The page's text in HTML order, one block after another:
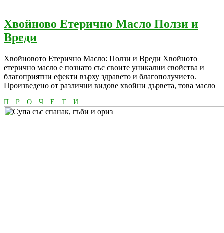
Хвойново Етерично Масло Ползи и
ВредиХвойново
Масло
Ползи
и
Вреди
Хвойновото Етерично Масло: Ползи и Вреди Хвойното
етерично масло е познато със своите уникални свойства и
благоприятни ефекти върху здравето и благополучието.
Произведено от различни видове хвойни дървета, това масло
ПРОЧЕТИ